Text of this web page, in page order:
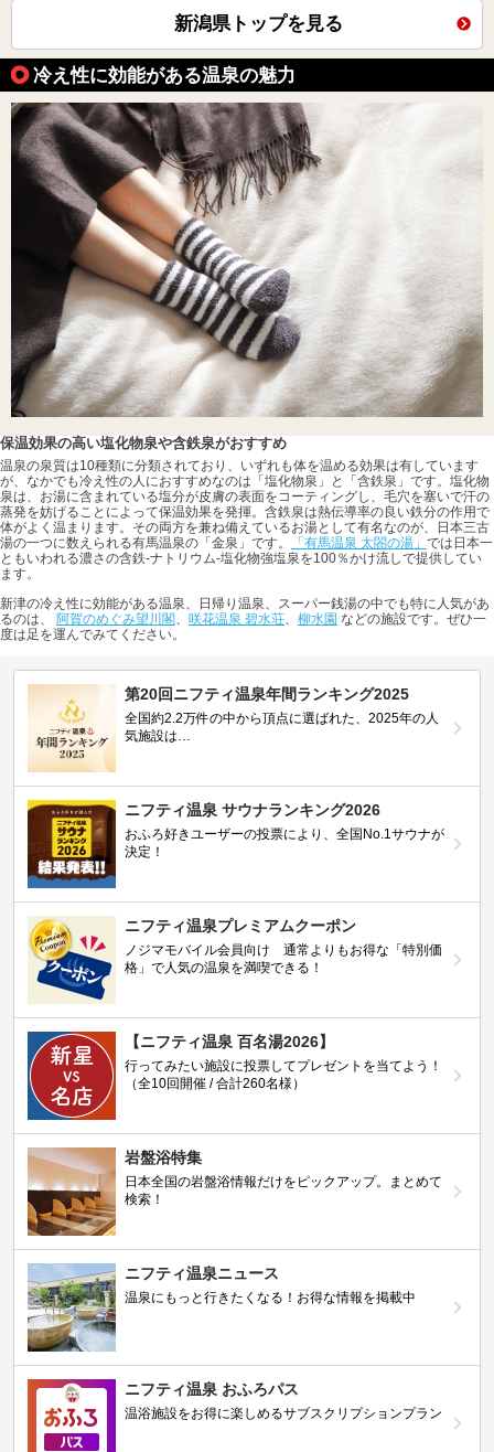
新潟県トップを見る
冷え性に効能がある温泉の魅力
保温効果の高い塩化物泉や含鉄泉がおすすめ
温泉の泉質は10種類に分類されており、いずれも体を温める効果は有しています
が、なかでも冷え性の人におすすめなのは「塩化物泉」と「含鉄泉」です。塩化物
泉は、お湯に含まれている塩分が皮膚の表面をコーティングし、毛穴を塞いで汗の
蒸発を妨げることによって保温効果を発揮。含鉄泉は熱伝導率の良い鉄分の作用で
体がよく温まります。その両方を兼ね備えているお湯として有名なのが、日本三古
湯の一つに数えられる有馬温泉の「金泉」です。
「有馬温泉 太閤の湯」 では日本一
ともいわれる濃さの含鉄-ナトリウム-塩化物強塩泉を100％かけ流しで提供してい
ます。
新津の冷え性に効能がある温泉、日帰り温泉、スーパー銭湯の中でも特に人気があ
るのは、 阿賀のめぐみ望川閣、 咲花温泉 碧水荘、 柳水園 などの施設です。ぜひ一
度は足を運んでみてください。
第20回ニフティ温泉年間ランキング2025
全国約2.2万件の中から頂点に選ばれた、2025年の人
気施設は…
ニフティ温泉 サウナランキング2026
おふろ好きユーザーの投票により、全国No.1サウナが
決定！
ニフティ温泉プレミアムクーポン
ノジマモバイル会員向け 通常よりもお得な「特別価
格」で人気の温泉を満喫できる！
【ニフティ温泉 百名湯2026】
行ってみたい施設に投票してプレゼントを当てよう！
（全10回開催 / 合計260名様）
岩盤浴特集
日本全国の岩盤浴情報だけをピックアップ。まとめて
検索！
ニフティ温泉ニュース
温泉にもっと行きたくなる！お得な情報を掲載中
ニフティ温泉 おふろパス
温浴施設をお得に楽しめるサブスクリプションプラン